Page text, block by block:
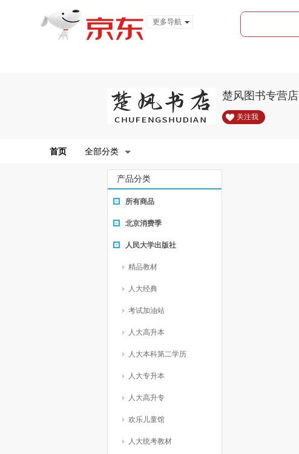
更多导航
楚风图书专营店
关注我
首页 全部分类
产品分类
所有商品
北京消费季
人民大学出版社
精品教材
人大经典
考试加油站
人大高升本
人大本科第二学历
人大专升本
人大高升专
欢乐儿童馆
人大统考教材